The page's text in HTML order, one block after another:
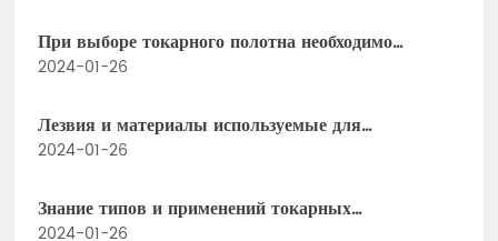
При выборе токарного полотна необходимо
учитывать многие параметры.
2024-01-26
Лезвия и материалы используемые для
поворачивать части нержавеющей стали
2024-01-26
Знание типов и применений токарных
2024-01-26